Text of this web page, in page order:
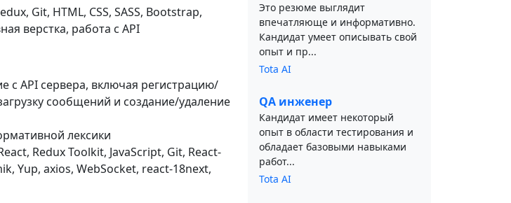
Git, HTML, CSS, SASS, Bootstrap,
верстка, работа с API
с API сервера, включая регистрацию/
сообщений и создание/удаление
лексики
Redux Toolkit, JavaScript, Git, React-
Yup, axios, WebSocket, react-18next,
Это резюме выглядит
впечатляюще и информативно.
Кандидат умеет описывать свой
опыт и пр...
Tota AI
QA инженер
Кандидат имеет некоторый
опыт в области тестирования и
обладает базовыми навыками
работ...
Tota AI